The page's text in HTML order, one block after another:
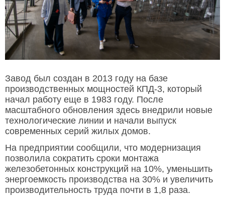
Завод был создан в 2013 году на базе
производственных мощностей КПД-3, который
начал работу еще в 1983 году. После
масштабного обновления здесь внедрили новые
технологические линии и начали выпуск
современных серий жилых домов.
На предприятии сообщили, что модернизация
позволила сократить сроки монтажа
железобетонных конструкций на 10%, уменьшить
энергоемкость производства на 30% и увеличить
производительность труда почти в 1,8 раза.